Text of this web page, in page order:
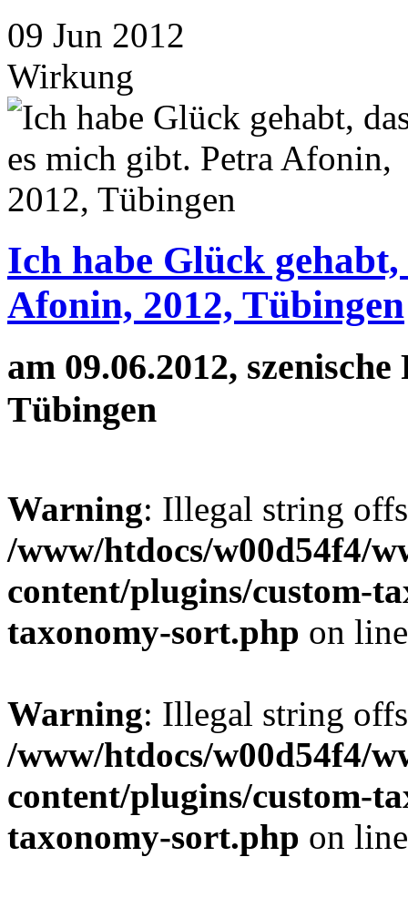
09 Jun 2012
Wirkung
Ich habe Glück
Afonin, 2012, Tübingen
am 09.06.2012,
Tübingen
Warning: Illegal string
/www/htdocs/w00d54f4/
content/plugins/custom-
taxonomy-sort.php on
Warning: Illegal string
/www/htdocs/w00d54f4/
content/plugins/custom-
taxonomy-sort.php on